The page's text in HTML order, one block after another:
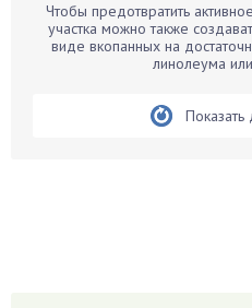
Белые грибы
Бирючина
Чтобы предотвратить
участка можно также
виде вкопанных на
линолеума
Показать